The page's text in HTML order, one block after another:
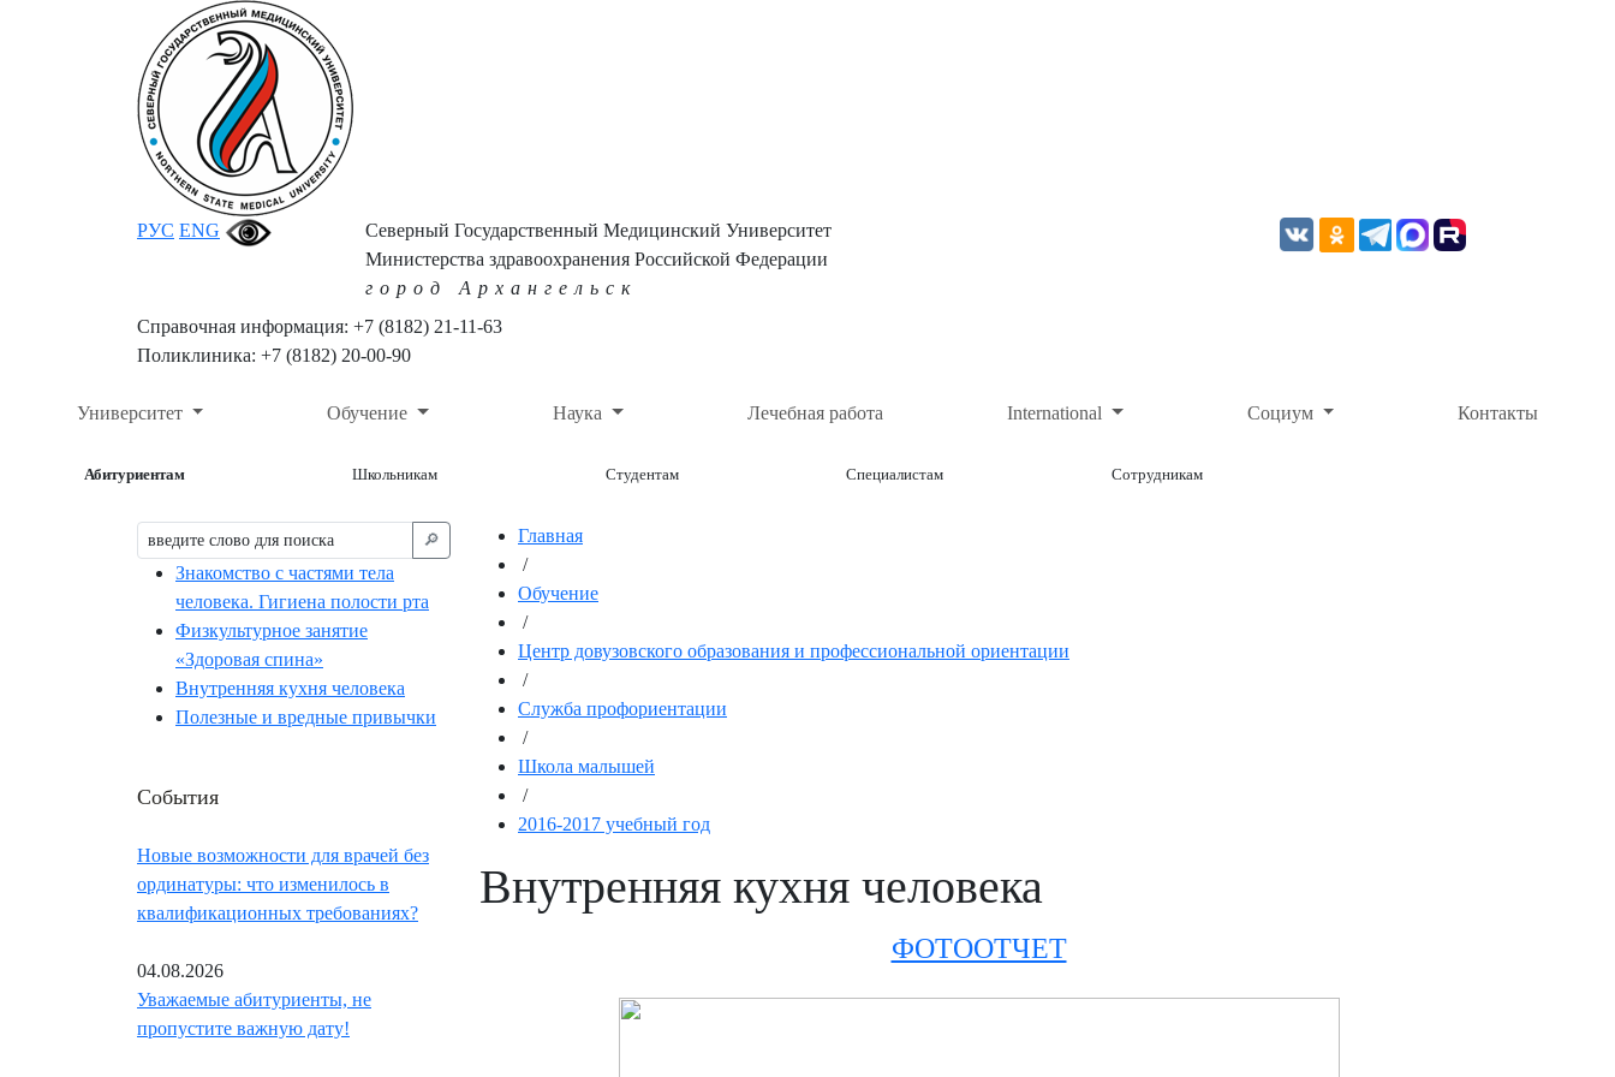
РУС ENG
Северный Государственный Медицинский Университет
Министерства здравоохранения Российской Федерации
город Архангельск
Справочная информация: +7 (8182) 21-11-63
Поликлиника: +7 (8182) 20-00-90
Университет Обучение Наука Лечебная работа International Социум Контакты
Абитуриентам Школьникам Студентам Специалистам Сотрудникам
🔎︎
Знакомство с частями тела
человека. Гигиена полости рта
Физкультурное занятие
«Здоровая спина»
Внутренняя кухня человека
Полезные и вредные привычки
События
Новые возможности для врачей без
ординатуры: что изменилось в
квалификационных требованиях?
04.08.2026
Уважаемые абитуриенты, не
пропустите важную дату!
Главная
/
Обучение
/
Центр довузовского образования и профессиональной ориентации
/
Служба профориентации
/
Школа малышей
/
2016-2017 учебный год
Внутренняя кухня человека
ФОТООТЧЕТ